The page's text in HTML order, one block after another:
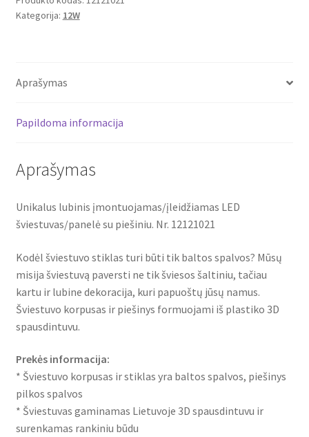
su
12121021
Kategorija: 12W
Aprašymas
Papildoma informacija
Aprašymas
Unikalus lubinis įmontuojamas/įleidžiamas LED
šviestuvas/panelė su piešiniu. Nr. 12121021
Kodėl šviestuvo stiklas turi būti tik baltos spalvos? Mūsų
misija šviestuvą paversti ne tik šviesos šaltiniu, tačiau
kartu ir lubine dekoracija, kuri papuoštų jūsų namus.
Šviestuvo korpusas ir piešinys formuojami iš plastiko 3D
spausdintuvu.
Prekės informacija:
* Šviestuvo korpusas ir stiklas yra baltos spalvos, piešinys
pilkos spalvos
* Šviestuvas gaminamas Lietuvoje 3D spausdintuvu ir
surenkamas rankiniu būdu